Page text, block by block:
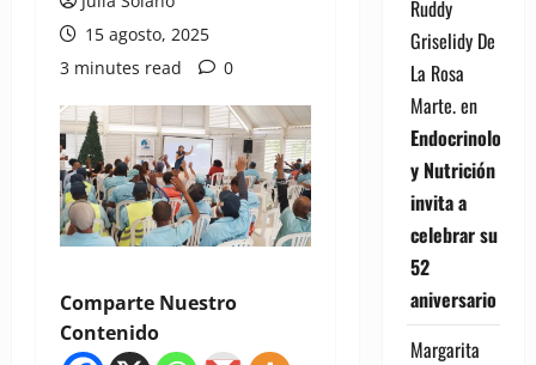
15 agosto, 2025
3 minutes read
0
Comparte Nuestro
Contenido
Ruddy
Griselidy De
La Rosa
Marte.en
Endocrinología
y Nutrición
invita a
celebrar su
52
aniversario
Margarita